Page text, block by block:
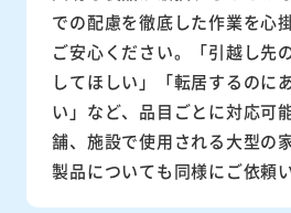
での配慮を徹底した作業を心
ご安心ください。「引越し先
してほしい」「転居するのに
い」など、品目ごとに対応可
舗、施設で使用される大型の
製品についても同様にご依頼